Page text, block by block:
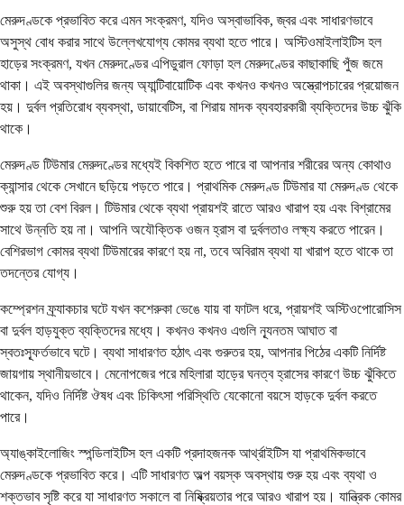
মেরুদণ্ডকে প্রভাবিত করে এমন সংক্রমণ, যদিও অস্বাভাবিক, জ্বর এবং সাধারণভাবে
অসুস্থ বোধ করার সাথে উল্লেখযোগ্য কোমর ব্যথা হতে পারে। অস্টিওমাইলাইটিস হল
হাড়ের সংক্রমণ, যখন মেরুদণ্ডের এপিডুরাল ফোড়া হল মেরুদণ্ডের কাছাকাছি পুঁজ জমে
থাকা। এই অবস্থাগুলির জন্য অ্যান্টিবায়োটিক এবং কখনও কখনও অস্ত্রোপচারের প্রয়োজন
হয়। দুর্বল প্রতিরোধ ব্যবস্থা, ডায়াবেটিস, বা শিরায় মাদক ব্যবহারকারী ব্যক্তিদের উচ্চ ঝুঁকি
থাকে।
মেরুদণ্ড টিউমার মেরুদণ্ডের মধ্যেই বিকশিত হতে পারে বা আপনার শরীরের অন্য কোথাও
ক্যান্সার থেকে সেখানে ছড়িয়ে পড়তে পারে। প্রাথমিক মেরুদণ্ড টিউমার যা মেরুদণ্ড থেকে
শুরু হয় তা বেশ বিরল। টিউমার থেকে ব্যথা প্রায়শই রাতে আরও খারাপ হয় এবং বিশ্রামের
সাথে উন্নতি হয় না। আপনি অযৌক্তিক ওজন হ্রাস বা দুর্বলতাও লক্ষ্য করতে পারেন।
বেশিরভাগ কোমর ব্যথা টিউমারের কারণে হয় না, তবে অবিরাম ব্যথা যা খারাপ হতে থাকে তা
তদন্তের যোগ্য।
কম্প্রেশন ফ্র্যাকচার ঘটে যখন কশেরুকা ভেঙে যায় বা ফাটল ধরে, প্রায়শই অস্টিওপোরোসিস
বা দুর্বল হাড়যুক্ত ব্যক্তিদের মধ্যে। কখনও কখনও এগুলি ন্যূনতম আঘাত বা
স্বতঃস্ফূর্তভাবে ঘটে। ব্যথা সাধারণত হঠাৎ এবং গুরুতর হয়, আপনার পিঠের একটি নির্দিষ্ট
জায়গায় স্থানীয়ভাবে। মেনোপজের পরে মহিলারা হাড়ের ঘনত্ব হ্রাসের কারণে উচ্চ ঝুঁকিতে
থাকেন, যদিও নির্দিষ্ট ঔষধ এবং চিকিৎসা পরিস্থিতি যেকোনো বয়সে হাড়কে দুর্বল করতে
পারে।
অ্যাঙ্কাইলোজিং স্পন্ডিলাইটিস হল একটি প্রদাহজনক আর্থ্রাইটিস যা প্রাথমিকভাবে
মেরুদণ্ডকে প্রভাবিত করে। এটি সাধারণত অল্প বয়স্ক অবস্থায় শুরু হয় এবং ব্যথা ও
শক্তভাব সৃষ্টি করে যা সাধারণত সকালে বা নিষ্ক্রিয়তার পরে আরও খারাপ হয়। যান্ত্রিক কোমর